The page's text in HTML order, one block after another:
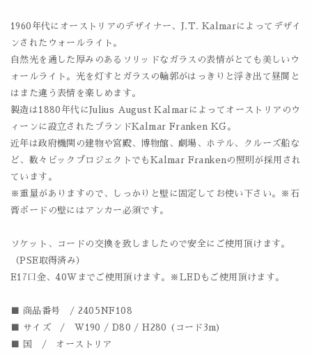
1960年代にオーストリアのデザイナー、J.T. Kalmarによってデザイ
ンされたウォールライト。
自然光を通した厚みのあるソリッドなガラスの表情がとても美しいウ
ォールライト。光を灯すとガラスの輪郭がはっきりと浮き出て昼間と
はまた違う表情を楽しめます。
製造は1880年代にJulius August Kalmarによってオーストリアのウ
ィーンに設立されたブランドKalmar Franken KG。
近年は政府機関の建物や宮殿、博物館、劇場、ホテル、クルーズ船な
ど、数々ビックプロジェクトでもKalmar Frankenの照明が採用され
ています。
※重量がありますので、しっかりと壁に固定してお使い下さい。※石
膏ボードの壁にはアンカー必須です。
ソケット、コードの交換を致しましたので安全にご使用頂けます。
（PSE取得済み）
E17口金、40Wまでご使用頂けます。※LEDもご使用頂けます。
■ 商品番号 / 2405NF108
■ サイズ / W190 / D80 / H280 (コード3m)
■ 国 / オーストリア